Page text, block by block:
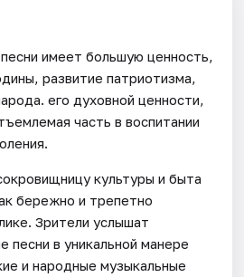
имеет большую ценность,
развитие патриотизма,
его духовной ценности,
часть в воспитании
культуры и быта
бережно и трепетно
Зрители услышат
песни в уникальной манере
и народные музыкальные